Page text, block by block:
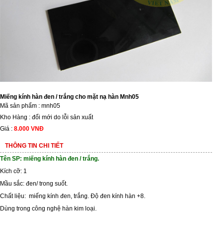
Miếng kính hàn đen / trắng cho mặt nạ hàn Mnh05
Mã sản phẩm : mnh05
Kho Hàng : đổi mới do lỗi sản xuất
Giá : 8.000 VNĐ
THÔNG TIN CHI TIẾT
Tên SP: miếng kính hàn đen / trắng.
Kích cỡ: 1
Mầu sắc: đen/ trong suốt.
Chất liệu: miếng kính đen, trắng. Độ đen kính hàn +8.
Dùng trong công nghệ hàn kim loại.